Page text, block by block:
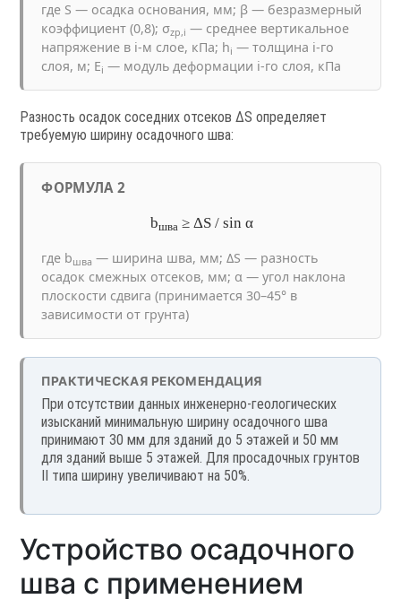
где S — осадка основания, мм; β — безразмерный
коэффициент (0,8); σzp,i — среднее вертикальное
напряжение в i-м слое, кПа; hi — толщина i-го
слоя, м; Ei — модуль деформации i-го слоя, кПа
Разность осадок соседних отсеков ΔS определяет
требуемую ширину осадочного шва:
ФОРМУЛА 2
bшва ≥ ΔS / sin α
где bшва — ширина шва, мм; ΔS — разность
осадок смежных отсеков, мм; α — угол наклона
плоскости сдвига (принимается 30–45° в
зависимости от грунта)
ПРАКТИЧЕСКАЯ РЕКОМЕНДАЦИЯ
При отсутствии данных инженерно-геологических
изысканий минимальную ширину осадочного шва
принимают 30 мм для зданий до 5 этажей и 50 мм
для зданий выше 5 этажей. Для просадочных грунтов
II типа ширину увеличивают на 50%.
Устройство осадочного
шва с применением